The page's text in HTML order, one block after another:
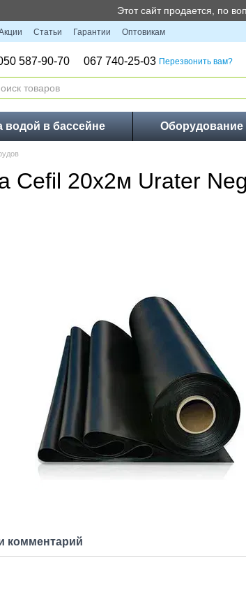
Этот сайт продается, по
Статьи Гарантии Оптовикам
587-90-70 067 740-25-03 Перезвонить вам?
водой в бассейне Оборудование
Cefil 20х2м Urater
комментарий